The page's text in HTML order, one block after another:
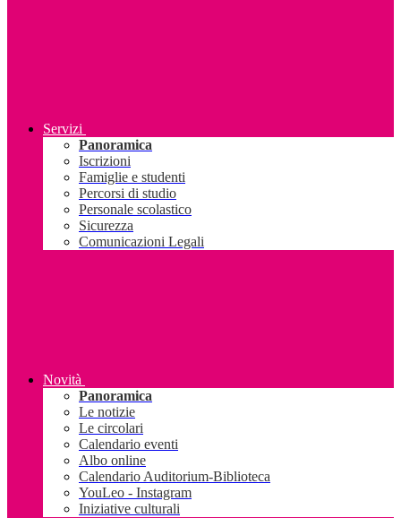
Servizi
Panoramica
Iscrizioni
Famiglie e studenti
Percorsi di studio
Personale scolastico
Sicurezza
Comunicazioni Legali
Novità
Panoramica
Le notizie
Le circolari
Calendario eventi
Albo online
Calendario Auditorium-Biblioteca
YouLeo - Instagram
Iniziative culturali